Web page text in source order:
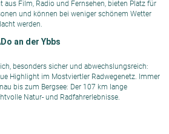
aus Film, Radio und Fernsehen, bieten Platz für
und können bei weniger schönem Wetter
werden.
an der Ybbs
besonders sicher und abwechslungsreich:
Highlight im Mostviertler Radwegenetz. Immer
bis zum Bergsee: Der 107 km lange
Natur- und Radfahrerlebnisse.